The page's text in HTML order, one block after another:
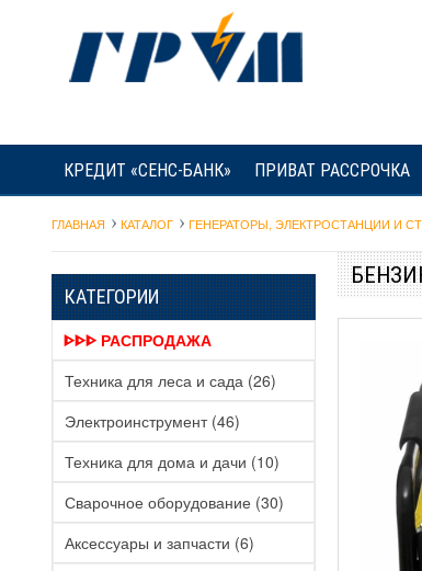
КРЕДИТ «СЕНС-БАНК» ПРИВАТ РАССРОЧКА
ГЛАВНАЯ КАТАЛОГ ГЕНЕРАТОРЫ, ЭЛЕКТРОСТАНЦИИ И
КАТЕГОРИИ
ᐈᐈᐈ РАСПРОДАЖА
Техника для леса и сада (26)
Электроинструмент (46)
Техника для дома и дачи (10)
Сварочное оборудование (30)
Аксессуары и запчасти (6)